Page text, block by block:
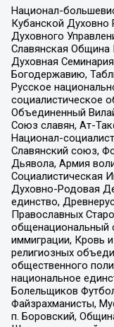
Национал-
Кубанской
Духовного
Славянская
Духовная
Богодержавию,
Русское
социалистическое
Объединенный
Союз славян, Ат-
Национал-
Славянский союз,
Дьявола, Армия
Социалистическая
Духовно-Родовая
единство,
Православных
общенациональный
иммиграции, Кровь
религиозных
общественного
национальное
Болельщиков
Файзрахманисты,
п. Боровский,